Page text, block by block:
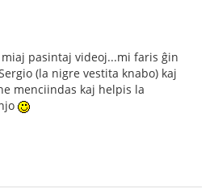
pasintaj videoj...mi faris ĝin
(la nigre vestita knabo) kaj
menciindas kaj helpis la